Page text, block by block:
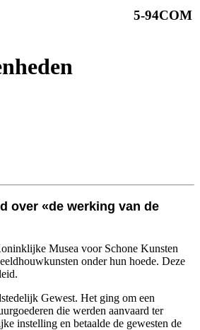
5-94COM
over «de werking van de
Musea voor Schone Kunsten
onder hun hoede. Deze
Gewest. Het ging om een
die werden aanvaard ter
instelling en betaalde de gewesten de